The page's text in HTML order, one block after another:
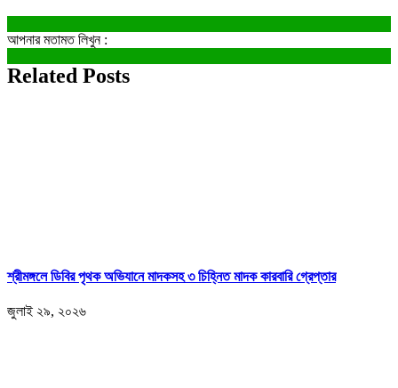
আপনার মতামত লিখুন :
Related Posts
শ্রীমঙ্গলে ডিবির পৃথক অভিযানে মাদকসহ ৩ চিহ্নিত মাদক কারবারি গ্রেপ্তার
জুলাই ২৯, ২০২৬